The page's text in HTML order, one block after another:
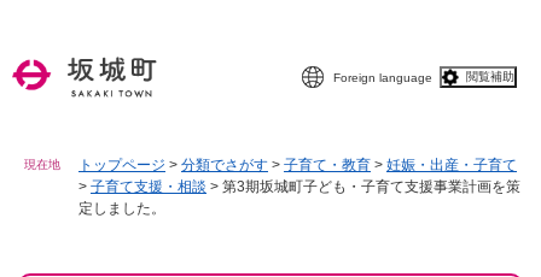
Foreign language 閲覧補助
現在地 トップページ > 分類でさがす > 子育て・教育 > 妊娠・出産・子育て
> 子育て支援・相談 > 第3期坂城町子ども・子育て支援事業計画を策
定しました。